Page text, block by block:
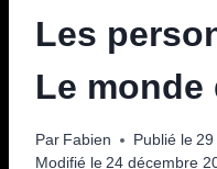
Les
Le monde
Par Fabien Publié le 29
Modifié le 24 décembre